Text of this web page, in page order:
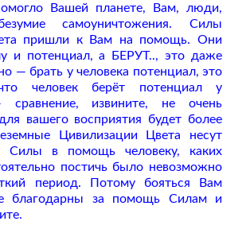
Вашей планете, Вам, люди,
самоуничтожения. Силы
пришли к Вам на помощь. Они
и потенциал, а БЕРУТ.., это даже
— брать у человека потенциал, это
человек берёт потенциал у
сравнение, извините, не очень
вашего восприятия будет более
Цивилизации Цвета несут
Силы в помощь человеку, каких
постичь было невозможно
период. Потому бояться Вам
благодарны за помощь Силам и